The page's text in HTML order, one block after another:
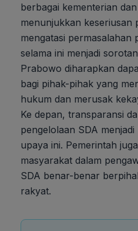
berbagai kementerian
menunjukkan keseriusan
mengatasi permasalahan
selama ini menjadi
Prabowo diharapkan
bagi pihak-pihak yang
hukum dan merusak
Ke depan, transparansi
pengelolaan SDA
upaya ini. Pemerintah
masyarakat dalam
SDA benar-benar
rakyat.